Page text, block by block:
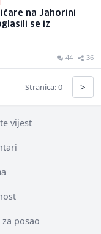
na Jahorini
se iz
44 36
Stranica: 0 >
vijest
za posao